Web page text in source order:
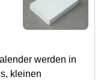
werden in
kleinen